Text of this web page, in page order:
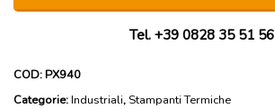
Tel. +39 0828 35 51 56
COD:PX940
Categorie:Industriali, Stampanti Termiche